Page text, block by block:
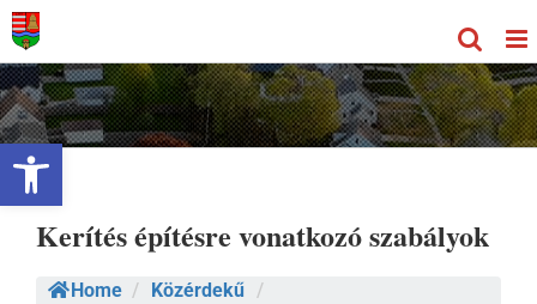
Eszköztár megnyitása
Kihagyás
Kerítés építésre vonatkozó szabályok
Home / Közérdekű /